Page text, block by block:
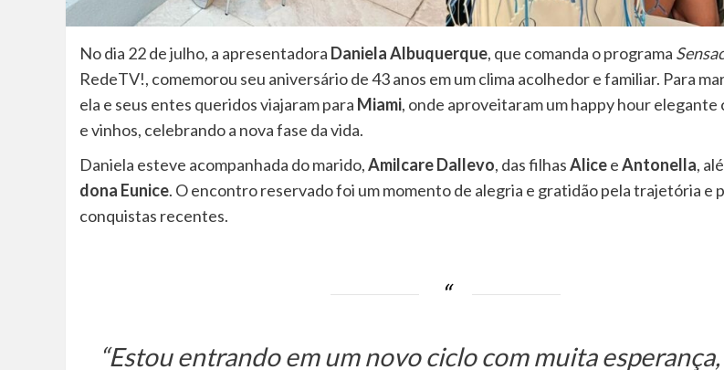
No dia 22 de julho, a apresentadora Daniela Albuquerque, que comanda o programa
RedeTV!, comemorou seu aniversário de 43 anos em um clima acolhedor e familiar. Para
ela e seus entes queridos viajaram para Miami, onde aproveitaram um happy hour elegante
e vinhos, celebrando a nova fase da vida.
Daniela esteve acompanhada do marido,Amilcare Dallevo, das filhasAliceeAntonella,
dona Eunice. O encontro reservado foi um momento de alegria e gratidão pela trajetória e
conquistas recentes.
“Estou entrando em um novo ciclo com muita